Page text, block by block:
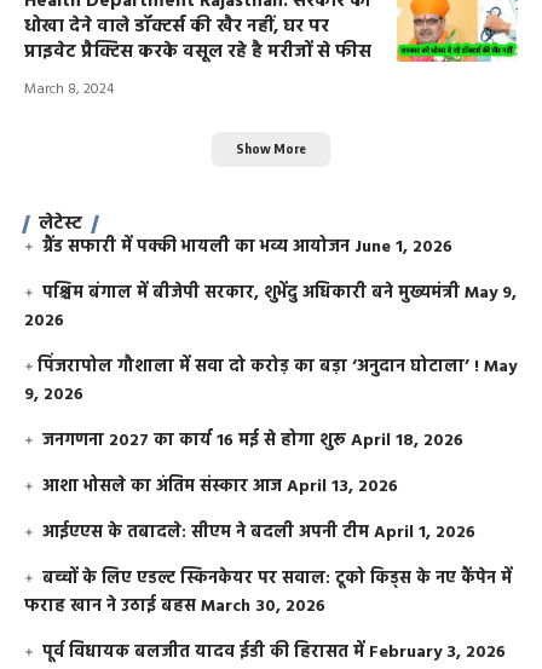
धोखा देने वाले डॉक्टर्स की खैर नहीं, घर पर
प्राइवेट प्रैक्टिस करके वसूल रहे है मरीजों से फीस
March 8, 2024
Show More
लेटेस्ट
ग्रैंड सफारी में पक्की भायली का भव्य आयोजन June 1, 2026
पश्चिम बंगाल में बीजेपी सरकार, शुभेंदु अधिकारी बने मुख्यमंत्रीMay 9,
2026
​पिंजरापोल गौशाला में सवा दो करोड़ का बड़ा ‘अनुदान घोटाला’ !May
9, 2026
जनगणना 2027 का कार्य 16 मई से होगा शुरूApril 18, 2026
आशा भोसले का अंतिम संस्कार आजApril 13, 2026
आईएएस के तबादले: सीएम ने बदली अपनी टीमApril 1, 2026
बच्चों के लिए एडल्ट स्किनकेयर पर सवाल: टूको किड्स के नए कैंपेन में
फराह खान ने उठाई बहसMarch 30, 2026
पूर्व विधायक बलजीत यादव ईडी की हिरासत में February 3, 2026